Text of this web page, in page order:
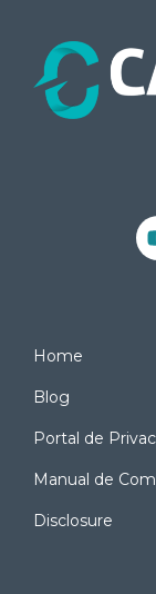
Home
Blog
Portal de
Manual de
Disclosure